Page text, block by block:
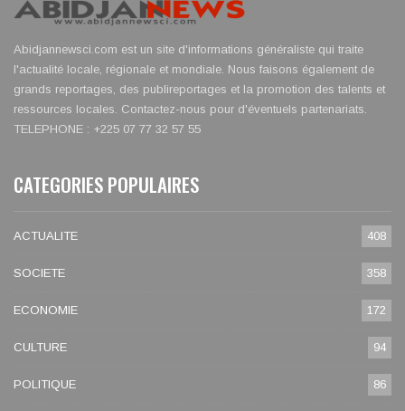
Abidjannewsci.com est un site d'informations généraliste qui traite
l'actualité locale, régionale et mondiale. Nous faisons également de
grands reportages, des publireportages et la promotion des talents et
ressources locales. Contactez-nous pour d'éventuels partenariats.
TELEPHONE : +225 07 77 32 57 55
CATEGORIES POPULAIRES
ACTUALITE 408
SOCIETE 358
ECONOMIE 172
CULTURE 94
POLITIQUE 86